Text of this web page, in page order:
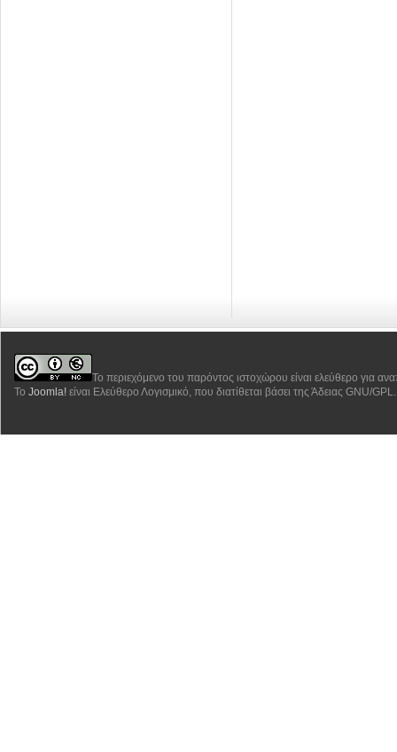
Το περιεχόμενο του παρόντος ιστοχώρου είναι ελεύθερο για
Το Joomla! είναι Ελεύθερο Λογισμικό, που διατίθεται βάσει της Άδειας GNU/